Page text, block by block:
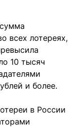
всех лотереях,
10 тысяч
и более.
в России